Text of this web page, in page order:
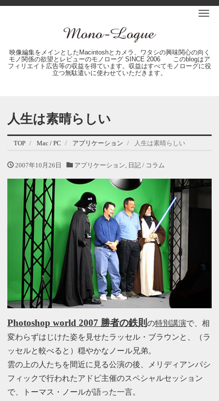
映像編集をメインとしたMacintoshとカメラ、ワタシの興味関心の向く
モノ関係の欲望とレビューのモノローグ SINCE 2006 このblogはア
フィリエイト広告等の収益を得ています。収益はすべてモノローグに役
立つ無駄遣いに使わせていただきます。
人生は素晴らしい
TOP Mac / PC アプリケーション 人生は素晴らしい
2007年10月26日 アプリケーション, 日記 / コラム
Photoshop world 2007 勝者の鉄則 の特別講演で、相
変わらずはじけた姿を見せたラッセル・ブラウンと、（ラ
ッセルと較べると）穏やかなノール兄弟。
雲の上の人たちを間近に見る公演の後、メリディアンパシ
フィックで行われたアドビ主催のスペシャルセッション
で、トーマス・ノールが語った一言。